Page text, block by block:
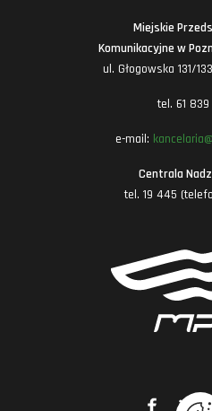
Miejskie
Komunikacyjne w
ul. Głogowska 131/
tel. 61
e-mail:
Centrala
tel. 19 445